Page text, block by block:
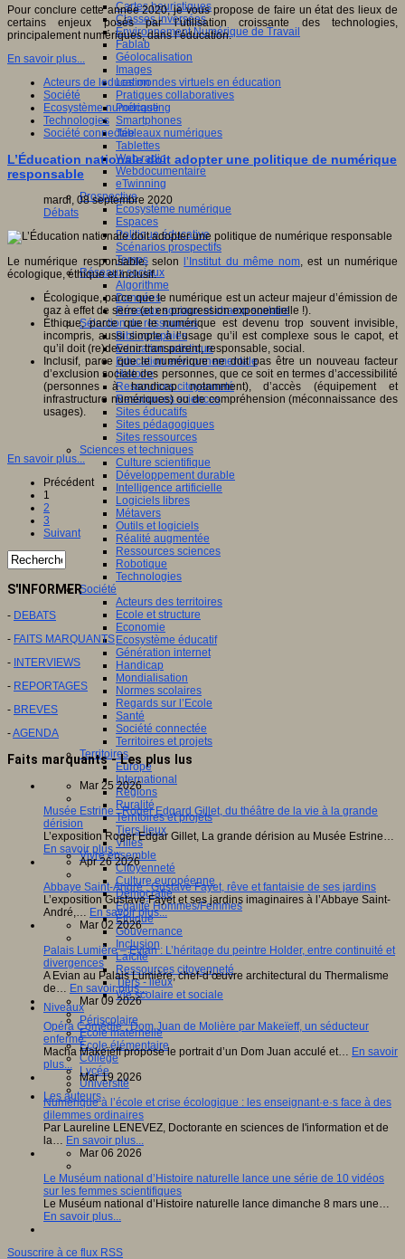
Cartes heuristiques
Classes inversées
Environnement Numérique de Travail
Fablab
Géolocalisation
Images
Les mondes virtuels en éducation
Pratiques collaboratives
Podcasting
Smartphones
Tableaux numériques
Tablettes
Web radio
Webdocumentaire
eTwinning
Prospective
Ecosystème numérique
Espaces
Politique éducative
Scénarios prospectifs
Temps
Réseaux sociaux
Algorithme
Données
Réseaux sociaux et champ scolaire
Sélection de ressources
Bibliographies
Education artistique
Education environnementale
Histoire
Ressources citoyenneté
Ressources sciences
Sites éducatifs
Sites pédagogiques
Sites ressources
Sciences et techniques
Culture scientifique
Développement durable
Intelligence artificielle
Logiciels libres
Métavers
Outils et logiciels
Réalité augmentée
Ressources sciences
Robotique
Technologies
Société
Acteurs des territoires
Ecole et structure
Economie
Ecosystème éducatif
Génération internet
Handicap
Mondialisation
Normes scolaires
Regards sur l’Ecole
Santé
Société connectée
Territoires et projets
Territoires
Europe
International
Régions
Ruralité
Territoires et projets
Tiers lieux
Villes
Vivre ensemble
Citoyenneté
Culture européenne
Démocratie
Egalité Hommes/Femmes
Ethique
Gouvernance
Inclusion
Laïcité
Ressources citoyenneté
Tiers - lieux
Vie scolaire et sociale
Niveaux
Périscolaire
Ecole maternelle
Ecole élémentaire
Collège
Lycée
Université
Les auteurs
Pour conclure cette année 2020, je vous propose de faire un état des lieux de
certains enjeux posés par l’utilisation croissante des technologies,
principalement numériques, dans l’éducation.
En savoir plus...
Acteurs de leducation
Société
Ecosystème numérique
Technologies
Société connectée
L’Éducation nationale doit adopter une politique de numérique
responsable
mardi, 08 septembre 2020
Débats
Le numérique responsable, selon l’Institut du même nom, est un numérique
écologique, éthique et inclusif.
Écologique, parce que le numérique est un acteur majeur d’émission de
gaz à effet de serre (et en progression exponentielle !).
Éthique, parce que le numérique est devenu trop souvent invisible,
incompris, aussi simple à l’usage qu’il est complexe sous le capot, et
qu’il doit (re)devenir transparent, responsable, social.
Inclusif, parce que le numérique ne doit pas être un nouveau facteur
d’exclusion sociale des personnes, que ce soit en termes d’accessibilité
(personnes à handicap notamment), d’accès (équipement et
infrastructure numériques) ou de compréhension (méconnaissance des
usages).
En savoir plus...
Précédent
1
2
3
Suivant
S'INFORMER
- DEBATS
- FAITS MARQUANTS
- INTERVIEWS
- REPORTAGES
- BREVES
-AGENDA
Faits marquants - Les plus lus
Mar 25 2026
Musée Estrine : Roger Edgard Gillet, du théâtre de la vie à la grande
dérision
L’exposition Roger Edgar Gillet, La grande dérision au Musée Estrine…
En savoir plus...
Apr 26 2026
Abbaye Saint-André : Gustave Fayet, rêve et fantaisie de ses jardins
L’exposition Gustave Fayet et ses jardins imaginaires à l’Abbaye Saint-
André,… En savoir plus...
Mar 02 2026
Palais Lumière – Evian : L’héritage du peintre Holder, entre continuité et
divergences
A Evian au Palais Lumière, chef-d’œuvre architectural du Thermalisme
de… En savoir plus...
Mar 09 2026
Opéra Comédie : Dom Juan de Molière par Makeïeff, un séducteur
enfermé
Macha Makeïeff propose le portrait d’un Dom Juan acculé et… En savoir
plus...
Mar 19 2026
Numérique à l’école et crise écologique : les enseignant·e·s face à des
dilemmes ordinaires
Par Laureline LENEVEZ, Doctorante en sciences de l'information et de
la… En savoir plus...
Mar 06 2026
Le Muséum national d’Histoire naturelle lance une série de 10 vidéos
sur les femmes scientifiques
Le Muséum national d’Histoire naturelle lance dimanche 8 mars une…
En savoir plus...
Souscrire à ce flux RSS